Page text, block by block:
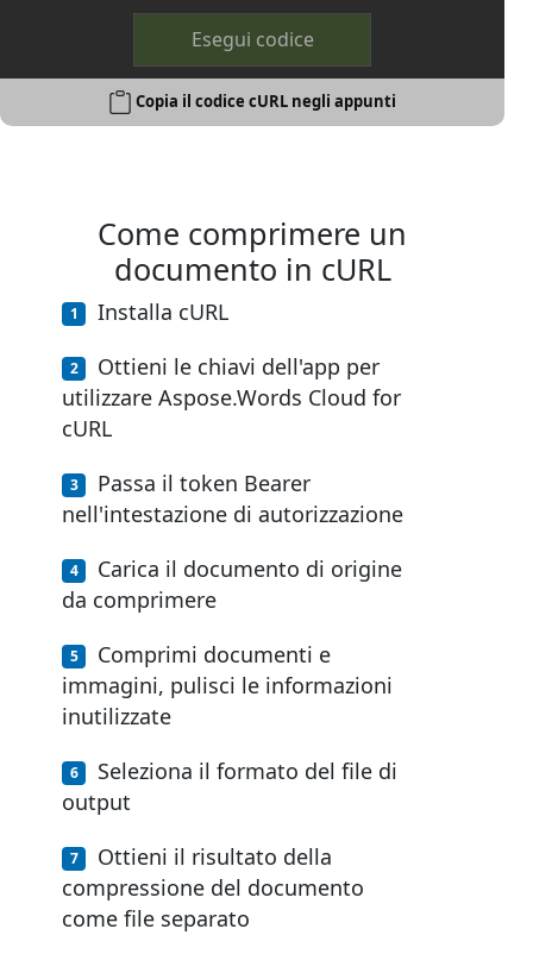
Esegui codice
Copia il codice cURL negli appunti
Come comprimere un
documento in cURL
Installa cURL
Ottieni le chiavi dell'app per
utilizzare Aspose.Words Cloud for
cURL
Passa il token Bearer
nell'intestazione di autorizzazione
Carica il documento di origine
da comprimere
Comprimi documenti e
immagini, pulisci le informazioni
inutilizzate
Seleziona il formato del file di
output
Ottieni il risultato della
compressione del documento
come file separato